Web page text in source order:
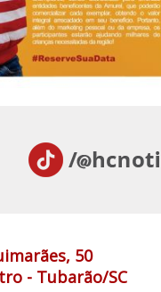
50
- Tubarão/SC